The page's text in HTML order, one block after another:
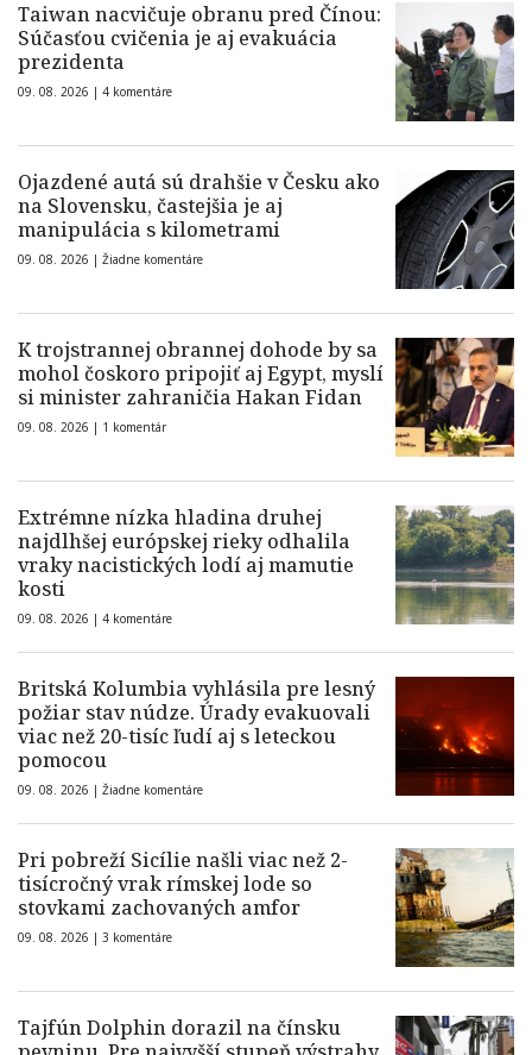
Taiwan nacvičuje obranu pred Čínou:
Súčasťou cvičenia je aj evakuácia
prezidenta
09. 08. 2026 | 4 komentáre
Ojazdené autá sú drahšie v Česku ako
na Slovensku, častejšia je aj
manipulácia s kilometrami
09. 08. 2026 | Žiadne komentáre
K trojstrannej obrannej dohode by sa
mohol čoskoro pripojiť aj Egypt, myslí
si minister zahraničia Hakan Fidan
09. 08. 2026 | 1 komentár
Extrémne nízka hladina druhej
najdlhšej európskej rieky odhalila
vraky nacistických lodí aj mamutie
kosti
09. 08. 2026 | 4 komentáre
Britská Kolumbia vyhlásila pre lesný
požiar stav núdze. Úrady evakuovali
viac než 20-tisíc ľudí aj s leteckou
pomocou
09. 08. 2026 | Žiadne komentáre
Pri pobreží Sicílie našli viac než 2-
tisícročný vrak rímskej lode so
stovkami zachovaných amfor
09. 08. 2026 | 3 komentáre
Tajfún Dolphin dorazil na čínsku